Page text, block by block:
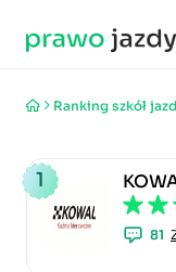
Ranking szkół
1
81